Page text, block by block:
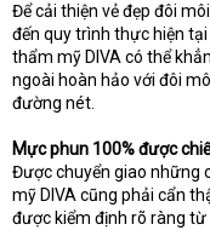
Để cải thiện vẻ đẹp đôi
đến quy trình thực hiện
thẩm mỹ DIVA có thể
ngoài hoàn hảo với đôi
đường nét.
Mực phun 100% được
Được chuyển giao những
mỹ DIVA cũng phải cẩn
được kiểm định rõ ràng